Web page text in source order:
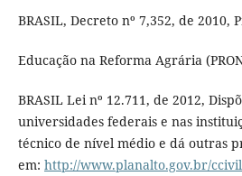
BRASIL, Decreto nº 7,352, de 2010,
Educação na Reforma Agrária
BRASIL Lei nº 12.711, de 2012,
universidades federais e nas
técnico de nível médio e dá outras
em: http://www.planalto.gov.br/